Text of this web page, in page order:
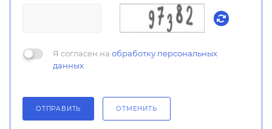
Я согласен на обработку персональных
данных
ОТПРАВИТЬ ОТМЕНИТЬ